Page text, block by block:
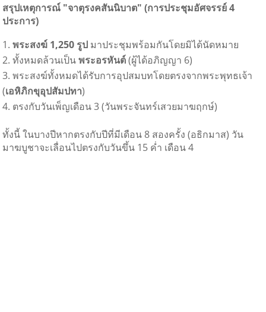
สรุปเหตุการณ์ "จาตุรงคสันนิบาต" (การประชุมอัศจรรย์ 4
ประการ)
พระสงฆ์ 1,250 รูป มาประชุมพร้อมกันโดยมิได้นัดหมาย
ทั้งหมดล้วนเป็นพระอรหันต์(ผู้ได้อภิญญา 6)
พระสงฆ์ทั้งหมดได้รับการอุปสมบทโดยตรงจากพระพุทธเจ้า
(เอหิภิกขุอุปสัมปทา)
ตรงกับวันเพ็ญเดือน 3 (วันพระจันทร์เสวยมาฆฤกษ์)
ทั้งนี้ ในบางปีหากตรงกับปีที่มีเดือน 8 สองครั้ง (อธิกมาส) วัน
มาฆบูชาจะเลื่อนไปตรงกับวันขึ้น 15 ค่ำ เดือน 4